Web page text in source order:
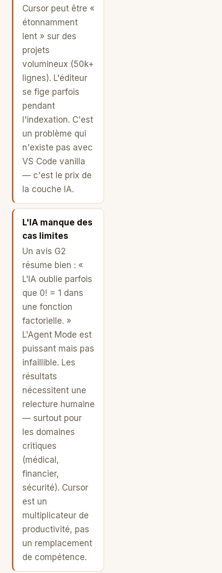
Cursor peut être «
étonnamment
lent » sur des
projets
volumineux (50k+
lignes). L'éditeur
se fige parfois
pendant
l'indexation. C'est
un problème qui
n'existe pas avec
VS Code vanilla
— c'est le prix de
la couche IA.
L'IA manque des
cas limites
Un avis G2
résume bien : «
L'IA oublie parfois
que 0! = 1 dans
une fonction
factorielle. »
L'Agent Mode est
puissant mais pas
infaillible. Les
résultats
nécessitent une
relecture humaine
— surtout pour
les domaines
critiques
(médical,
financier,
sécurité). Cursor
est un
multiplicateur de
productivité, pas
un remplacement
de compétence.